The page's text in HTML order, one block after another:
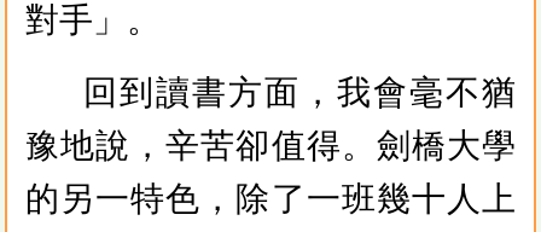
對手」。
回到讀書方面，我會毫不猶
豫地說，辛苦卻值得。劍橋大學
的另一特色，除了一班幾十人上